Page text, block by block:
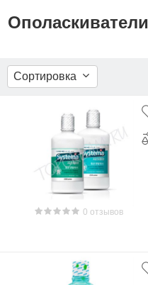
Ополаскиватели
Сортировка
0 отзывов